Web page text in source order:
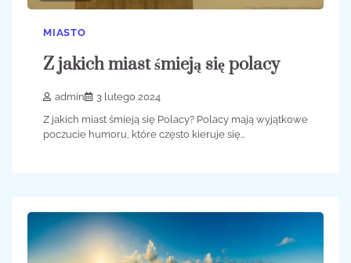
MIASTO
Z jakich miast śmieją się polacy
admin
3 lutego 2024
Z jakich miast śmieją się Polacy? Polacy mają wyjątkowe
poczucie humoru, które często kieruje się…